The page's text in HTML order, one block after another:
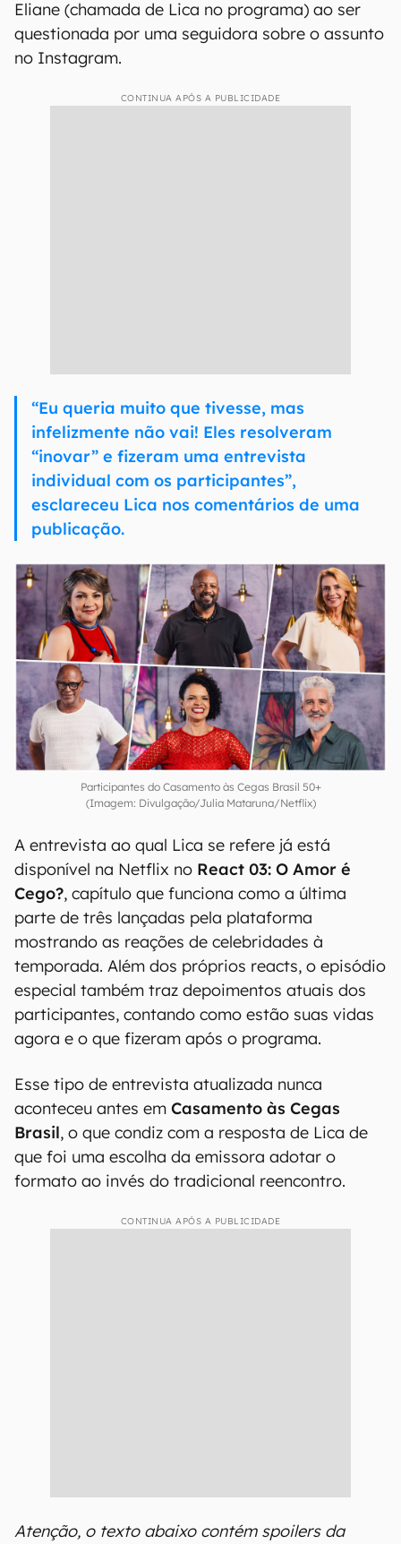
Eliane (chamada de Lica no programa) ao ser
questionada por uma seguidora sobre o assunto
no Instagram.
CONTINUA APÓS A PUBLICIDADE
“Eu queria muito que tivesse, mas
infelizmente não vai! Eles resolveram
“inovar” e fizeram uma entrevista
individual com os participantes”,
esclareceu Lica nos comentários de uma
publicação.
Participantes do Casamento às Cegas Brasil 50+
(Imagem: Divulgação/Julia Mataruna/Netflix)
A entrevista ao qual Lica se refere já está
disponível na Netflix no React 03: O Amor é
Cego?, capítulo que funciona como a última
parte de três lançadas pela plataforma
mostrando as reações de celebridades à
temporada. Além dos próprios reacts, o episódio
especial também traz depoimentos atuais dos
participantes, contando como estão suas vidas
agora e o que fizeram após o programa.
Esse tipo de entrevista atualizada nunca
aconteceu antes em Casamento às Cegas
Brasil, o que condiz com a resposta de Lica de
que foi uma escolha da emissora adotar o
formato ao invés do tradicional reencontro.
CONTINUA APÓS A PUBLICIDADE
Atenção, o texto abaixo contém spoilers da